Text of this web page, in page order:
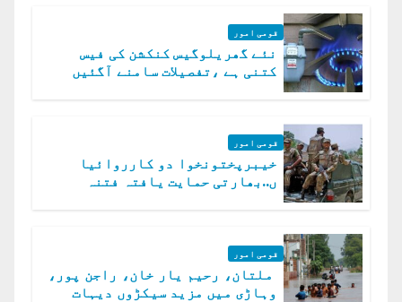
قومی امور
نئے گھریلوگیس کنکشن کی فیس
کتنی ہے ،تفصیلات سامنے آگئیں
قومی امور
خیبرپختونخوا دو کارروائیا
ں..بھارتی حمایت یافتہ فتنہ
قومی امور
ملتان، رحیم یار خان، راجن پور،
وہاڑی میں مزید سیکڑوں دیہات